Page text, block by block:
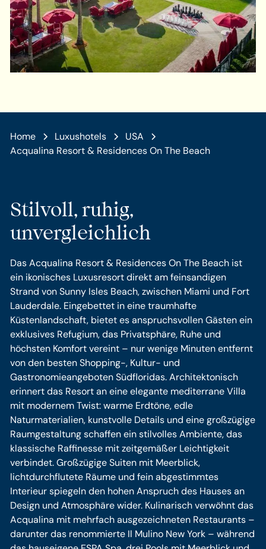
Home Luxushotels
USA
Acqualina Resort & Residences On The Beach
Stilvoll, ruhig,
unvergleichlich
Das Acqualina Resort & Residences On The Beach ist
ein ikonisches Luxusresort direkt am feinsandigen
Strand von Sunny Isles Beach, zwischen Miami und Fort
Lauderdale. Eingebettet in eine traumhafte
Küstenlandschaft, bietet es anspruchsvollen Gästen ein
exklusives Refugium, das Privatsphäre, Ruhe und
höchsten Komfort vereint – nur wenige Minuten entfernt
von den besten Shopping-, Kultur- und
Gastronomieangeboten Südfloridas. Architektonisch
erinnert das Resort an eine elegante mediterrane Villa
mit modernem Twist: warme Erdtöne, edle
Naturmaterialien, kunstvolle Details und eine großzügige
Raumgestaltung schaffen ein stilvolles Ambiente, das
klassische Raffinesse mit zeitgemäßer Leichtigkeit
verbindet. Großzügige Suiten mit Meerblick,
lichtdurchflutete Räume und fein abgestimmtes
Interieur spiegeln den hohen Anspruch des Hauses an
Design und Atmosphäre wider. Kulinarisch verwöhnt das
Acqualina mit mehrfach ausgezeichneten Restaurants –
darunter das renommierte Il Mulino New York – während